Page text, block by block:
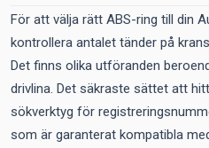
För att välja rätt ABS-ring till din
kontrollera antalet tänder på
Det finns olika utföranden
drivlina. Det säkraste sättet att
sökverktyg för
som är garanterat kompatibla